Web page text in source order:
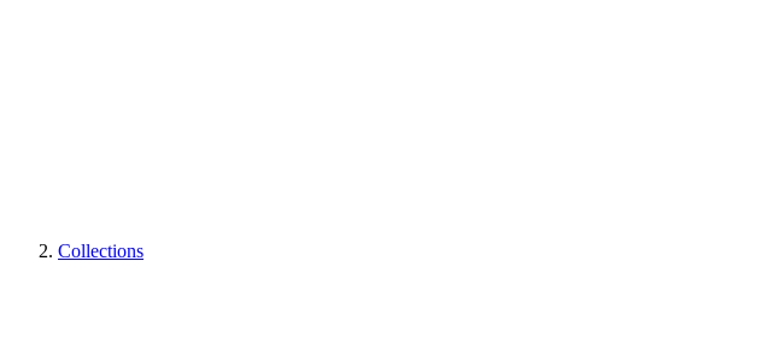
Collections